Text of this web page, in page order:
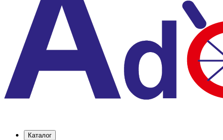
Каталог